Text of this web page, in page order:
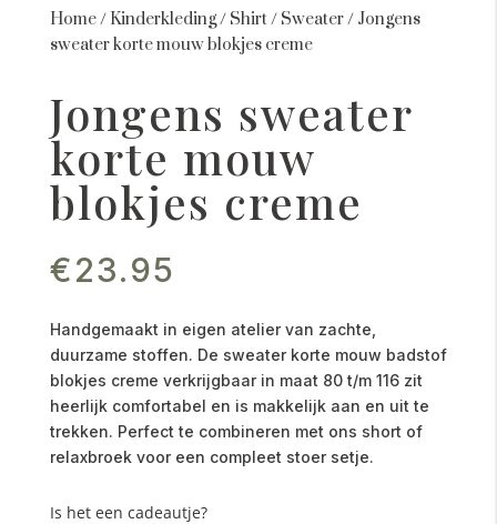
Home/ Kinderkleding/ Shirt/ Sweater/ Jongens
sweater korte mouw blokjes creme
Jongens sweater
korte mouw
blokjes creme
€23.95
Handgemaakt in eigen atelier van zachte,
duurzame stoffen. De sweater korte mouw badstof
blokjes creme verkrijgbaar in maat 80 t/m 116 zit
heerlijk comfortabel en is makkelijk aan en uit te
trekken. Perfect te combineren met ons short of
relaxbroek voor een compleet stoer setje.
Is het een cadeautje?